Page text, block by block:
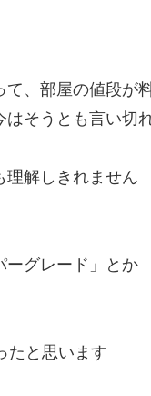
、部屋の値段が
そうとも言い切
理解しきれません
ーグレード」とか
たと思います